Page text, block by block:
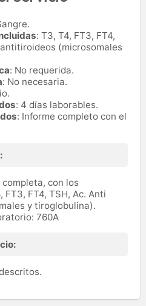
: T3, T4, FT3, FT4,
(microsomales
: No requerida.
: No necesaria.
: 4 días laborables.
: Informe completo con el
con los
FT4, TSH, Ac. Anti
y tiroglobulina).
760A